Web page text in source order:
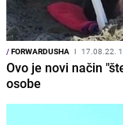
/FORWARDUSHA I 17.08.22.
Ovo je novi način
osobe